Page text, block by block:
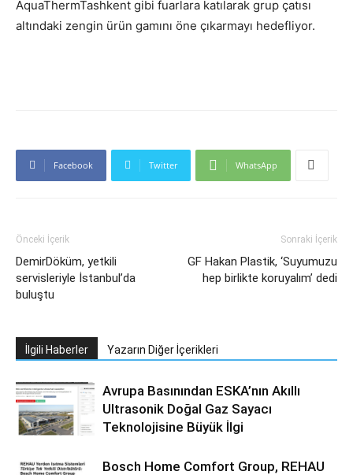
AquaThermTashkent gibi fuarlara katılarak grup çatısı
altındaki zengin ürün gamını öne çıkarmayı hedefliyor.
Facebook Twitter WhatsApp
Önceki İçerik
DemirDöküm, yetkili
servisleriyle İstanbul’da
buluştu
Sonraki İçerik
GF Hakan Plastik, ‘Suyumuzu
hep birlikte koruyalım’ dedi
İlgili Haberler Yazarın Diğer İçerikleri
Avrupa Basınından ESKA’nın Akıllı
Ultrasonik Doğal Gaz Sayacı
Teknolojisine Büyük İlgi
Bosch Home Comfort Group, REHAU